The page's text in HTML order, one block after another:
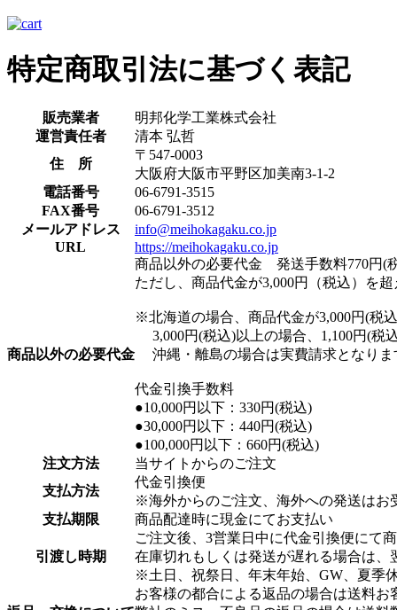
特定商取引法に基づく表記
販売業者
明邦化学工業株式会社
運営責任者
清本 弘哲
住 所
〒547-0003
大阪府大阪市平野区加美南3-1-2
電話番号
06-6791-3515
FAX番号
06-6791-3512
メールアドレス
info@meihokagaku.co.jp
URL
https://meihokagaku.co.jp
商品以外の必要代金
商品以外の必要代金 発送手数料770円(
ただし、商品代金が3,000円（税込）を
※北海道の場合、商品代金が3,000円(税
3,000円(税込)以上の場合、1,100円(税
沖縄・離島の場合は実費請求となりま
代金引換手数料
●10,000円以下：330円(税込)
●30,000円以下：440円(税込)
●100,000円以下：660円(税込)
注文方法
当サイトからのご注文
支払方法
代金引換便
※海外からのご注文、海外への発送はお
支払期限
商品配達時に現金にてお支払い
引渡し時期
ご注文後、3営業日中に代金引換便にて
在庫切れもしくは発送が遅れる場合は、
※土日、祝祭日、年末年始、GW、夏季
お客様の都合による返品の場合は送料お